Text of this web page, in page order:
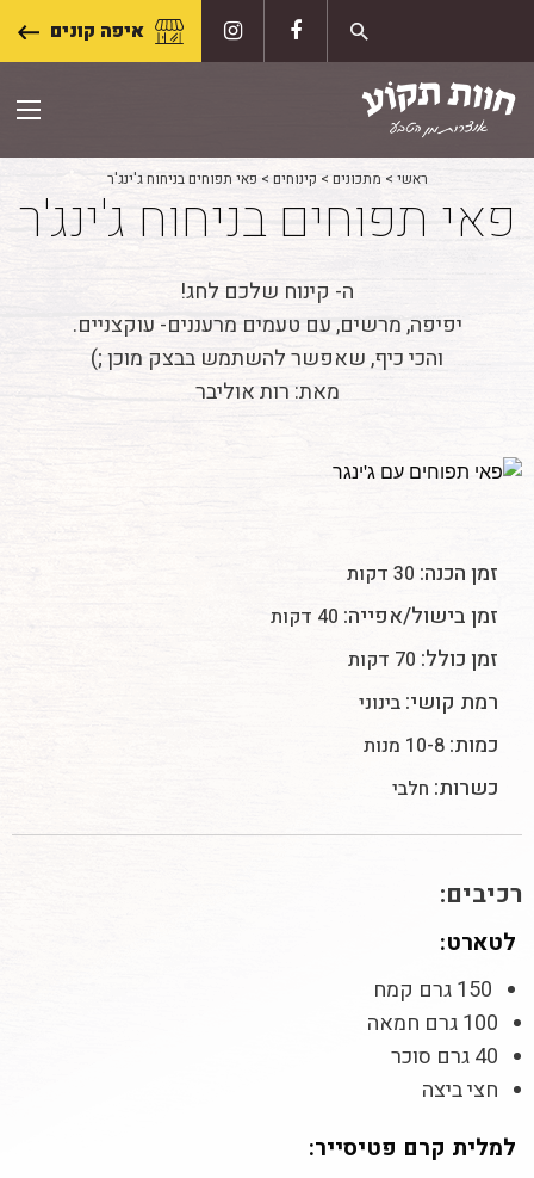
content
איפה קונים
ראשי > מתכונים > קינוחים > פאי תפוחים בניחוח ג'ינג'ר
פאי תפוחים בניחוח ג'ינג'ר
ה- קינוח שלכם לחג!
יפיפה, מרשים, עם טעמים מרעננים- עוקצניים.
והכי כיף, שאפשר להשתמש בבצק מוכן ;)
מאת: רות אוליבר
זמן הכנה: 30 דקות
זמן בישול/אפייה: 40 דקות
זמן כולל: 70 דקות
רמת קושי: בינוני
כמות: 10-8 מנות
כשרות: חלבי
רכיבים:
לטארט:
150 גרם קמח
100 גרם חמאה
40 גרם סוכר
חצי ביצה
למלית קרם פטיסייר: